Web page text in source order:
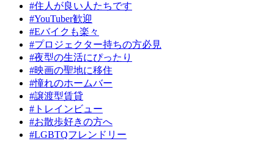
#住人が良い人たちです
#YouTuber歓迎
#Eバイクも楽々
#プロジェクター持ちの方必見
#夜型の生活にぴったり
#映画の聖地に移住
#憧れのホームバー
#譲渡型賃貸
#トレインビュー
#お散歩好きの方へ
#LGBTQフレンドリー